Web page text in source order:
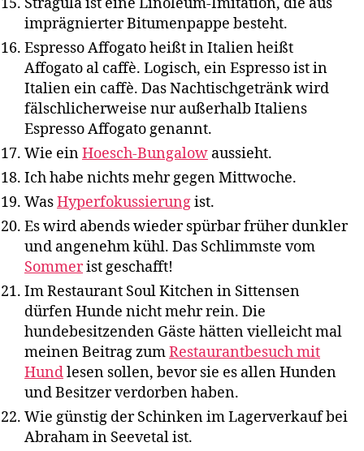
imprägnierter Bitumenpappe besteht.
Espresso Affogato heißt in Italien heißt
Affogato al caffè. Logisch, ein Espresso ist in
Italien ein caffè. Das Nachtischgetränk wird
fälschlicherweise nur außerhalb Italiens
Espresso Affogato genannt.
Wie einHoesch-Bungalow aussieht.
Ich habe nichts mehr gegen Mittwoche.
WasHyperfokussierungist.
Es wird abends wieder spürbar früher dunkler
und angenehm kühl. Das Schlimmste vom
Sommerist geschafft!
Im Restaurant Soul Kitchen in Sittensen
dürfen Hunde nicht mehr rein. Die
hundebesitzenden Gäste hätten vielleicht mal
meinen Beitrag zumRestaurantbesuch mit
Hundlesen sollen, bevor sie es allen Hunden
und Besitzer verdorben haben.
Wie günstig der Schinken im Lagerverkauf bei
Abraham in Seevetal ist.